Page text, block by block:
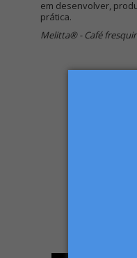
em desenvolver,
prática.
Melitta® - Café